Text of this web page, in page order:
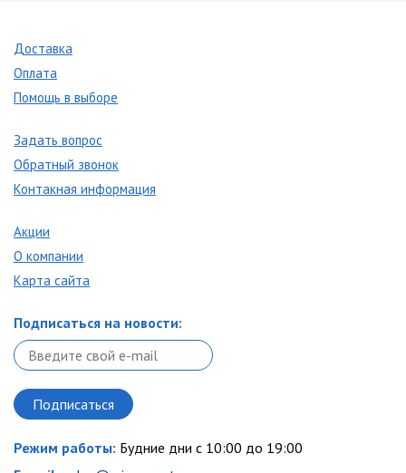
Доставка
Оплата
Помощь в выборе
Задать вопрос
Обратный звонок
Контакная информация
Акции
О компании
Карта сайта
Подписаться на новости:
Режим работы: Будние дни с 10:00 до 19:00